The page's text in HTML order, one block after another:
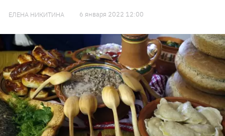
ЕЛЕНА НИКИТИНА 6 января 2022 12:00